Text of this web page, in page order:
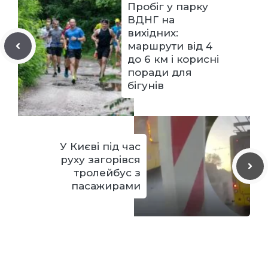
Пробіг у парку
ВДНГ на
вихідних:
маршрути від 4
до 6 км і корисні
поради для
бігунів
У Києві під час
руху загорівся
тролейбус з
пасажирами